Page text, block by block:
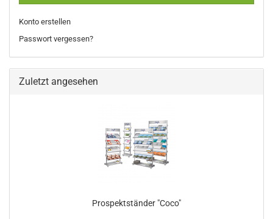
Konto erstellen
Passwort vergessen?
Zuletzt angesehen
Prospektständer "Coco"